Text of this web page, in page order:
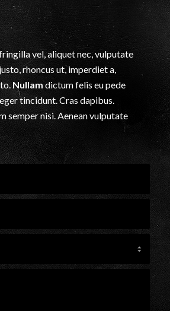
vel, aliquet nec, vulputate
rhoncus ut, imperdiet a,
Nullam dictum felis eu pede
tincidunt. Cras dapibus.
semper nisi. Aenean vulputate